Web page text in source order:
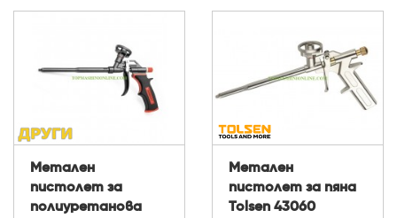
Метален
пистолет за
полиуретанова
Метален
пистолет за пяна
Tolsen 43060